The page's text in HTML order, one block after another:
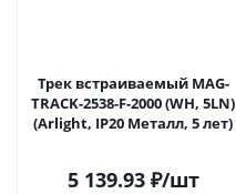
Трек встраиваемый MAG-
TRACK-2538-F-2000 (WH, 5LN)
(Arlight, IP20 Металл, 5 лет)
5 139.93₽/шт